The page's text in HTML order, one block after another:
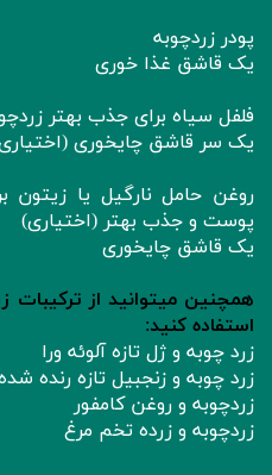
پودر زردچوبه
یک قاشق غذا خوری
فلفل سیاه برای جذب بهتر
یک سر قاشق چایخوری
روغن حامل نارگیل یا زیتون
پوست و جذب بهتر (اختیاری)
یک قاشق چایخوری
همچنین میتوانید از ترکیبات
استفاده کنید:
زرد چوبه و ژل تازه آلوئه ورا
زرد چوبه و زنجبیل تازه رنده
زردچوبه و روغن کامفور
زردچوبه و زرده تخم مرغ